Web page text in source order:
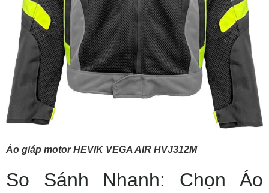
Áo giáp motor HEVIK VEGA AIR HVJ312M
So Sánh Nhanh: Chọn Áo